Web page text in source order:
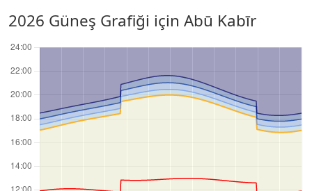
2026 Güneş Grafiği için Abū Kabīr